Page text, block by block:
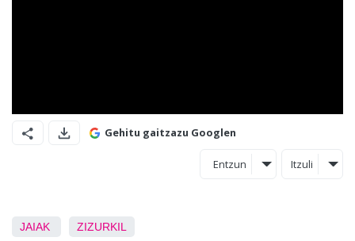
Gehitu gaitzazu Googlen
Entzun Itzuli
JAIAK ZIZURKIL